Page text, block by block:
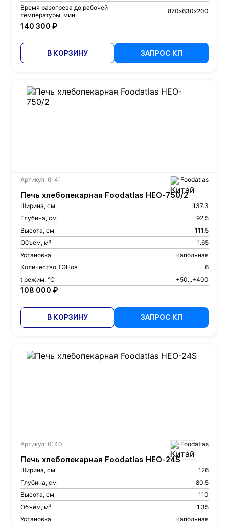
Время разогрева до рабочей
температуры, мин
870х630х200
140 300 ₽
В КОРЗИНУ ЗАПРОС КП
Артикул: 6141 Foodatlas
Печь хлебопекарная Foodatlas HEO-750/2
Ширина, см
137.3
Глубина, см
92.5
Высота, см
111.5
Объем, м³
1.65
Установка
Напольная
Количество ТЭНов
6
t режим, °С
+50...+400
108 000 ₽
В КОРЗИНУ ЗАПРОС КП
Артикул: 6140 Foodatlas
Печь хлебопекарная Foodatlas HEO-24S
Ширина, см
126
Глубина, см
80.5
Высота, см
110
Объем, м³
1.35
Установка
Напольная